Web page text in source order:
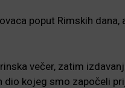
poput Rimskih dana,
večer, zatim
dio kojeg smo započeli